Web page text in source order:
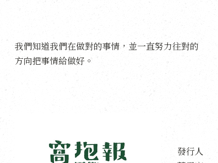
我們知道我們在做對的事情，並一直努力往對的
方向把事情給做好。
發行人